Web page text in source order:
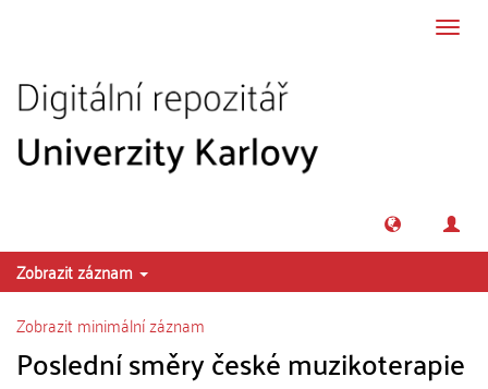
Zobrazit záznam
Zobrazit minimální záznam
Poslední směry české muzikoterapie